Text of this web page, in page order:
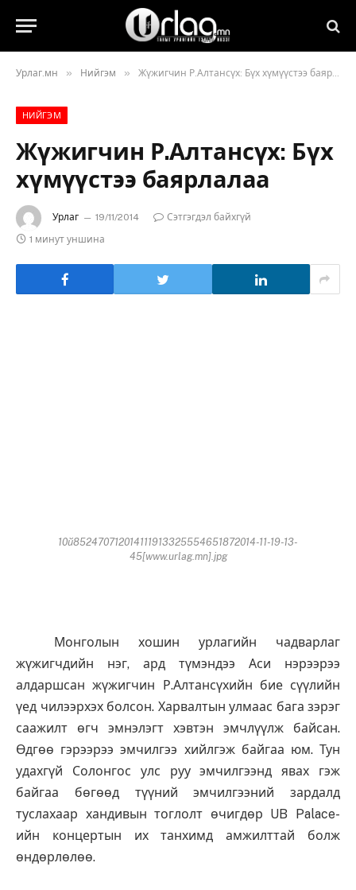
Урлаг.мн » Нийгэм » Жүжигчин Р.Алтансүх: Бүх хүмүүстээ баярлалаа
НИЙГЭМ
Жүжигчин Р.Алтансүх: Бүх
хүмүүстээ баярлалаа
Урлаг 19/11/2014
Сэтгэгдэл байхгүй
1 минут уншина
10й852470712014111913325554651872014-11-19-13-
45[www.urlag.mn].jpg
Монголын хошин урлагийн чадварлаг
жүжигчдийн нэг, ард түмэндээ Аси нэрээрээ
алдаршсан жүжигчин Р.Алтансүхийн бие сүүлийн
үед чилээрхэх болсон. Харвалтын улмаас бага зэрэг
саажилт өгч эмнэлэгт хэвтэн эмчлүүлж байсан.
Өдгөө гэрээрээ эмчилгээ хийлгэж байгаа юм. Тун
удахгүй Солонгос улс руу эмчилгээнд явах гэж
байгаа бөгөөд түүний эмчилгээний зардалд
туслахаар хандивын тоглолт өчигдөр UB Palace-
ийн концертын их танхимд амжилттай болж
өндөрлөлөө.